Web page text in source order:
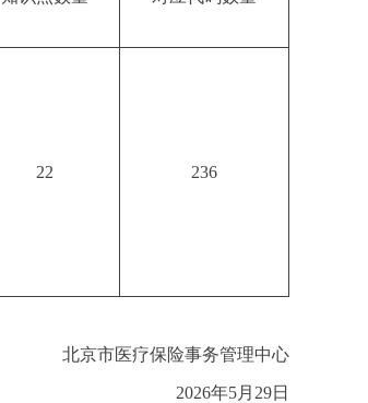
22 236
北京市医疗保险事务管理中心
2026年5月29日